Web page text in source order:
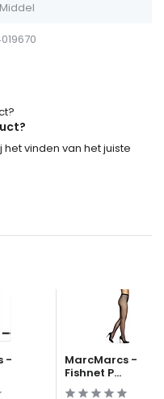
vinden van het juiste
-
MarcMarcs -
Fishnet P...